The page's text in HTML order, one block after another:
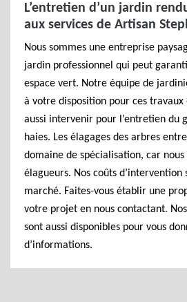
L’entretien d’un jardin
aux services de Artisan
Nous sommes une entreprise
jardin professionnel qui peut
espace vert. Notre équipe de
à votre disposition pour ces travaux
aussi intervenir pour l’entretien du
haies. Les élagages des arbres
domaine de spécialisation, car nous
élagueurs. Nos coûts
marché. Faites-vous établir une
votre projet en nous contactant.
sont aussi disponibles pour vous
d’informations.